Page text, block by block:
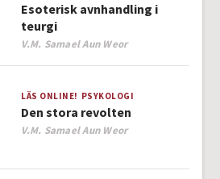
Esoterisk avnhandling i
teurgi
Author
V.M. Samael Aun Weor
LÄS ONLINE! PSYKOLOGI
Den stora revolten
Author
V.M. Samael Aun Weor